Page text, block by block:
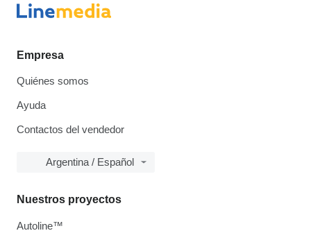
Empresa
Quiénes somos
Ayuda
Contactos del vendedor
Argentina / Español
Nuestros proyectos
Autoline™